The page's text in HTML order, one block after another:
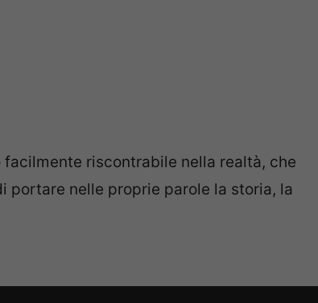
riscontrabile nella realtà, che
portare nelle proprie parole la storia, la